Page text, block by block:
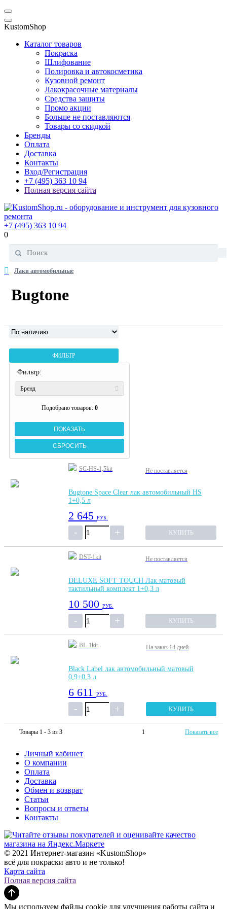
KustomShop
Каталог товаров
Покраска
Шлифование
Полировка и автокосметика
Кузовной ремонт
Лакокрасочные материалы
Средства защиты
Промо акции
Больше не поставляются
Товары со скидкой
Бренды
Оплата
Доставка
Контакты
Вход/Регистрация
+7 (495) 363 10 94
Полная версия сайта
+7 (495) 363 10 94
0
Лаки автомобильные
Bugtone
ФИЛЬТР
Фильтр:
Бренд
Подобрано товаров: 0
SC-HS-1,5kit Не поставляется
Bugtone Space Clear лак автомобильный HS
1+0,5 л
2 645 РУБ.
КУПИТЬ
DST-1kit Не поставляется
DELUXE SOFT TOUCH Лак матовый
тактильный комплект 1+0,3 л
10 500 РУБ.
КУПИТЬ
BL-1kit На заказ 14 дней
Black Label лак автомобильный матовый
0,9+0,3 л
6 611 РУБ.
КУПИТЬ
Товары 1 - 3 из 3 1 Показать все
Личный кабинет
О компании
Оплата
Доставка
Обмен и возврат
Статьи
Вопросы и ответы
Контакты
© 2021 Интернет-магазин «KustomShop»
всё для покраски авто и не только!
Карта сайта
Полная версия сайта
Мы используем файлы cookie для улучшения работы сайта и